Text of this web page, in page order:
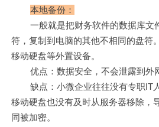
本地备份：
一般就是把财务软件的数据库文
符，复制到电脑的其他不相同的盘符
移动硬盘等外置设备。
优点：数据安全，不会泄露到外网
缺点：小微企业往往没有专职IT人
移动硬盘也没有及时从服务器移除，
同被加密。